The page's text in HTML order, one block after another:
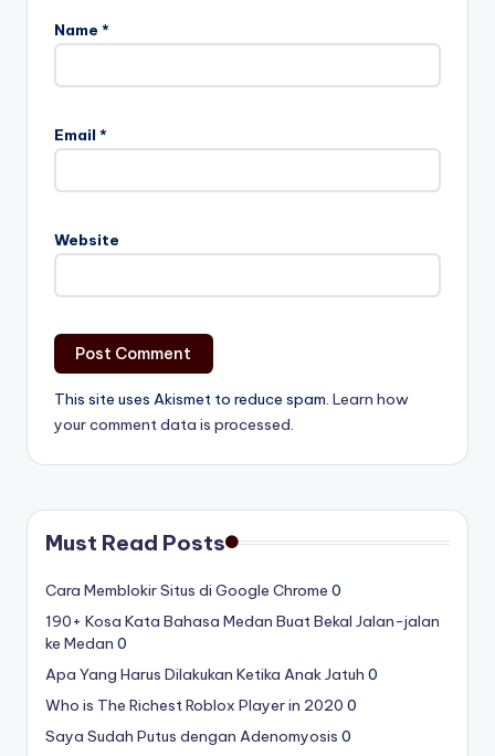
Name *
Email *
Website
This site uses Akismet to reduce spam. Learn how
your comment data is processed.
Must Read Posts
Cara Memblokir Situs di Google Chrome 0
190+ Kosa Kata Bahasa Medan Buat Bekal Jalan-jalan
ke Medan 0
Apa Yang Harus Dilakukan Ketika Anak Jatuh 0
Who is The Richest Roblox Player in 2020 0
Saya Sudah Putus dengan Adenomyosis 0